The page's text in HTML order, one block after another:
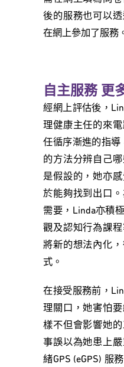
後的服務也可以
在網上參加了服務
自主服務 更
經網上評估後，
理健康主任的來
任循序漸進的指導
的方法分辨自己
是假設的，她亦
於能夠找到出口
需要，Linda亦積
觀及認知行為課
將新的想法內化
式。
在接受服務前，
理關口，她害怕
樣不但會影響她
事誤以為她患上
緒GPS (eGPS) 服